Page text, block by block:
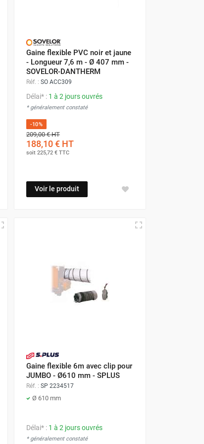
Gaine flexible PVC noir et jaune
- Longueur 7,6 m - Ø 407 mm -
SOVELOR-DANTHERM
Réf. : SO ACC309
Délai* : 1 à 2 jours ouvrés
* généralement constaté
-10%
209,00 €HT
188,10 €HT
soit 225,72 €TTC
Voir le produit
Gaine flexible 6m avec clip pour
JUMBO - Ø610 mm - SPLUS
Réf. : SP 2234517
Ø 610 mm
Délai* : 1 à 2 jours ouvrés
* généralement constaté